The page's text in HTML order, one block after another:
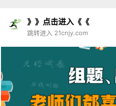
》》点击进入《《
跳转进入 21cnjy.com